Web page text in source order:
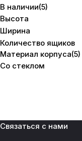
В наличии(5)
Высота
Ширина
Количество ящиков
Материал корпуса(5)
Со стеклом
Связаться с нами